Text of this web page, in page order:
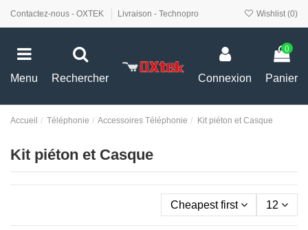
Contactez-nous - OXTEK Livraison - Technopro Wishlist (0)
Menu Rechercher Connexion
0
Panier
Accueil Téléphonie Accessoires Téléphonie Kit piéton et Casque
Kit piéton et Casque
Cheapest first 12